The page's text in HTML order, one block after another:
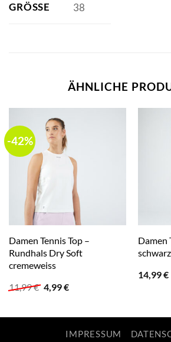
GRÖSSE 38
ÄHNLICHE
-42%
Damen Tennis Top –
Rundhals Dry Soft
cremeweiss
11,99€ Ursprünglicher
11,99 €
4,99€Aktueller
4,99 €.
Damen
schwarz
14,99€
IMPRESSUM